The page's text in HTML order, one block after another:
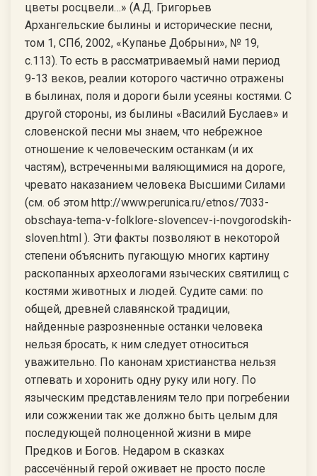
цветы росцвели…» (А.Д. Григорьев
Архангельские былины и исторические песни,
том 1, СПб, 2002, «Купанье Добрыни», № 19,
с.113). То есть в рассматриваемый нами период
9-13 веков, реалии которого частично отражены
в былинах, поля и дороги были усеяны костями. С
другой стороны, из былины «Василий Буслаев» и
словенской песни мы знаем, что небрежное
отношение к человеческим останкам (и их
частям), встреченными валяющимися на дороге,
чревато наказанием человека Высшими Силами
(см. об этом http://www.perunica.ru/etnos/7033-
obschaya-tema-v-folklore-slovencev-i-novgorodskih-
sloven.html ). Эти факты позволяют в некоторой
степени объяснить пугающую многих картину
раскопанных археологами языческих святилищ с
костями животных и людей. Судите сами: по
общей, древней славянской традиции,
найденные разрозненные останки человека
нельзя бросать, к ним следует относиться
уважительно. По канонам христианства нельзя
отпевать и хоронить одну руку или ногу. По
языческим представлениям тело при погребении
или сожжении так же должно быть целым для
последующей полноценной жизни в мире
Предков и Богов. Недаром в сказках
рассечённый герой оживает не просто после